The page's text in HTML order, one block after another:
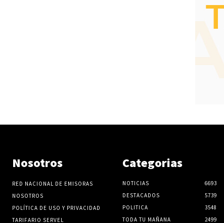
Nosotros
RED NACIONAL DE EMISORAS
NOSOTROS
POLÍTICA DE USO Y PRIVACIDAD
TARIFARIO SERVEL
Categorias
NOTICIAS
6693
DESTACADOS
5739
POLITICA
3548
TODA TU MAÑANA
2499